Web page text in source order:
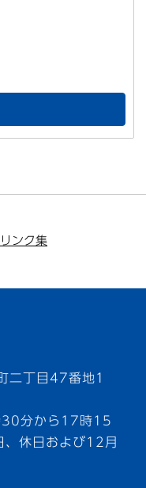
リンク集
丁目47番地1
30分から17時15
、休日および12月